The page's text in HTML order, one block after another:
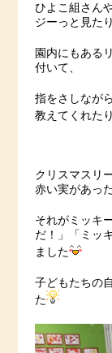
ひよこ組さん
ジーっと見たり
園内にもある
付いて、
指をさしなが
教えてくれた
クリスマスリ
赤い実があっ
それがミッキ
だ！」「ミッ
ました
子どもたちの
た